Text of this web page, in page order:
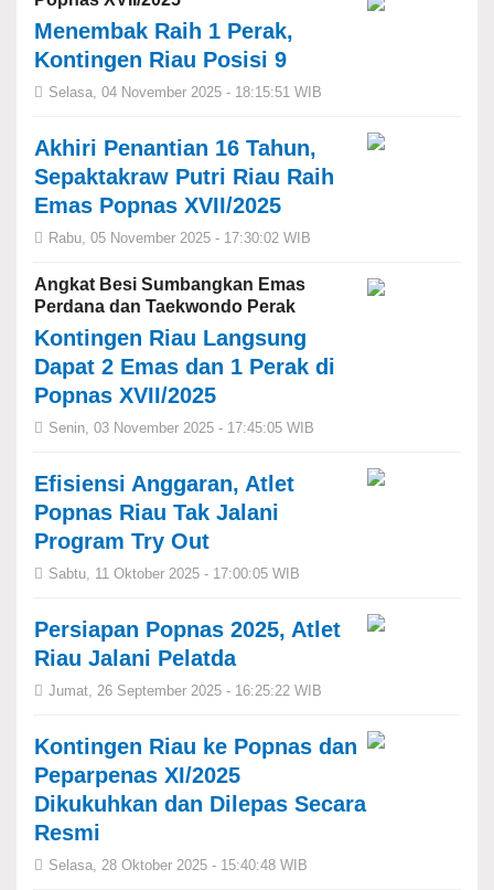
Menembak Raih 1 Perak,
Kontingen Riau Posisi 9
Selasa, 04 November 2025 - 18:15:51 WIB
Akhiri Penantian 16 Tahun,
Sepaktakraw Putri Riau Raih
Emas Popnas XVII/2025
Rabu, 05 November 2025 - 17:30:02 WIB
Angkat Besi Sumbangkan Emas
Perdana dan Taekwondo Perak
Kontingen Riau Langsung
Dapat 2 Emas dan 1 Perak di
Popnas XVII/2025
Senin, 03 November 2025 - 17:45:05 WIB
Efisiensi Anggaran, Atlet
Popnas Riau Tak Jalani
Program Try Out
Sabtu, 11 Oktober 2025 - 17:00:05 WIB
Persiapan Popnas 2025, Atlet
Riau Jalani Pelatda
Jumat, 26 September 2025 - 16:25:22 WIB
Kontingen Riau ke Popnas dan
Peparpenas XI/2025
Dikukuhkan dan Dilepas Secara
Resmi
Selasa, 28 Oktober 2025 - 15:40:48 WIB